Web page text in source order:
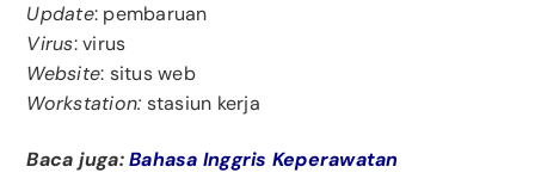
Update: pembaruan
Virus: virus
Website: situs web
Workstation: stasiun kerja
Baca juga:Bahasa Inggris Keperawatan